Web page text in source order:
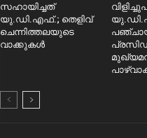
സഹായിച്ചത്
യു.ഡി.എഫ്.; തെളിവ്
ചെന്നിത്തലയുടെ
വാക്കുകൾ